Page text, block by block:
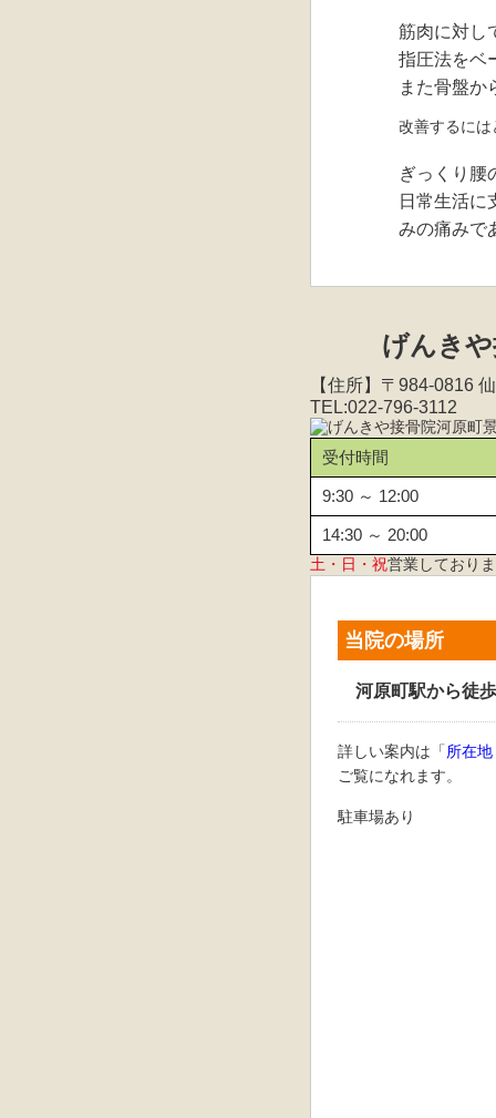
筋肉に対し
指圧法をベ
また骨盤か
改善するに
ぎっくり腰
日常生活に
みの痛みで
げんき
【住所】〒984-0816
TEL:022-796-3112
受付時間
9:30 ～ 12:00
14:30 ～ 20:00
土・日・祝営業しており
当院の場所
河原町駅から徒
詳しい案内は「所在
ご覧になれます。
駐車場あり